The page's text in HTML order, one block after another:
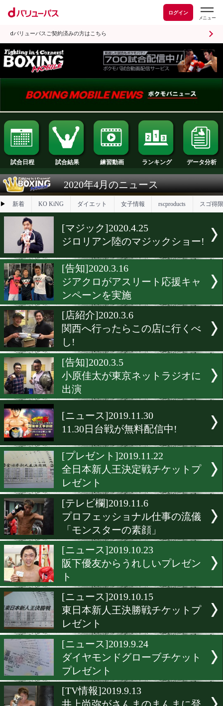
ログイン
dバリューパスご契約済みの方はこちら
試合日程 試合結果 練習動画 ランキング
2020年4月のニュース
新着 KO KiNG ダイエット 女子情報
[マジック]2020.4.25
ジロリアン陸のマジックシ
[告知]2020.3.16
ジアクロがアスリート応援
ンペーンを実施
[店紹介]2020.3.6
関西へ行ったらこの店に行
し!
[告知]2020.3.5
小原佳太が東京ネットラジ
出演
[ニュース]2019.11.30
11.30日台戦が無料配信中!
[プレゼント]2019.11.22
全日本新人王決定戦チケッ
[テレビ欄]2019.11.6
プロフェッショナル仕事の
「モンスターの素顔」
[ニュース]2019.10.23
阪下優友からうれしいプレ
ト